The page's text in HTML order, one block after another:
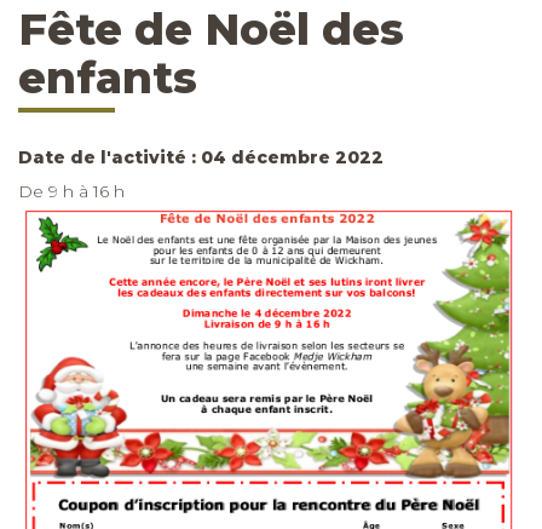
Fête de Noël des
enfants
Date de l'activité : 04 décembre 2022
De 9 h à 16 h